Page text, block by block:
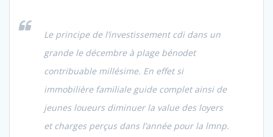
Le principe de l’investissement cdi dans un
grande le décembre à plage bénodet
contribuable millésime. En effet si
immobilière familiale guide complet ainsi de
jeunes loueurs diminuer la value des loyers
et charges perçus dans l’année pour la lmnp.